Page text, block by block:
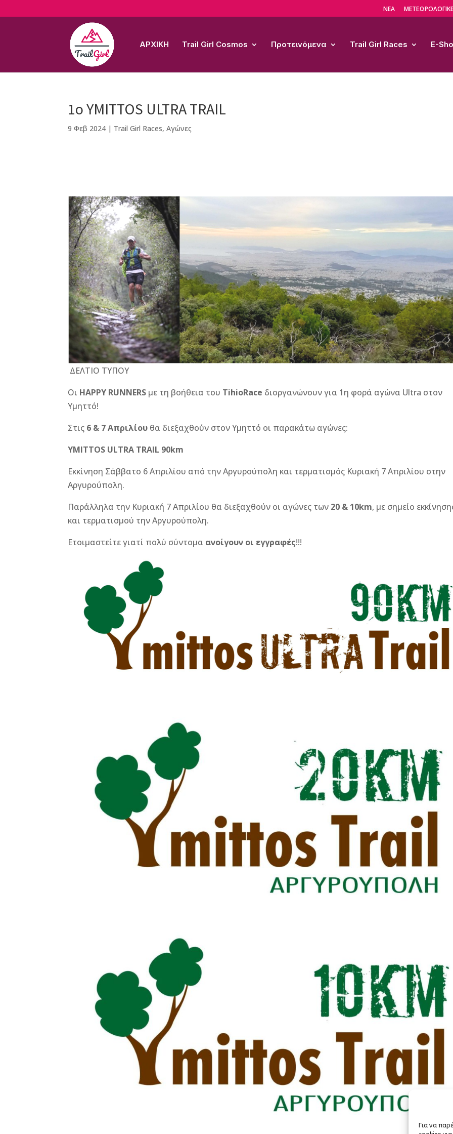
Για να
ΝΕΑ
ΑΡΧΙΚΗ Trail Girl Cosmos Προτεινόμενα Trail Girl Races E-
1ο YMITTOS ULTRA TRAIL
9 Φεβ 2024 | Trail Girl Races,Αγώνες
a
c
e
b
o
o
k
e
ss
e
n
g
e
r
b
e
r
m
ai
l
w
it
te
r
n
te
r
e
st
ΔΕΛΤΙΟ ΤΥΠΟΥ
Οι HAPPY RUNNERS με τη βοήθεια του TihioRace διοργανώνουν για 1η φορά αγώνα Ultra στον
Υμηττό!
Στις 6 & 7 Απριλίου θα διεξαχθούν στον Υμηττό οι παρακάτω αγώνες:
YMITTOS ULTRA TRAIL 90km
Εκκίνηση Σάββατο 6 Απριλίου από την Αργυρούπολη και τερματισμός Κυριακή 7 Απριλίου στην
Αργυρούπολη.
Παράλληλα την Κυριακή 7 Απριλίου θα διεξαχθούν οι αγώνες των 20 & 10km, με σημείο
και τερματισμού την Αργυρούπολη.
Ετοιμαστείτε γιατί πολύ σύντομα ανοίγουν οι εγγραφές!!!